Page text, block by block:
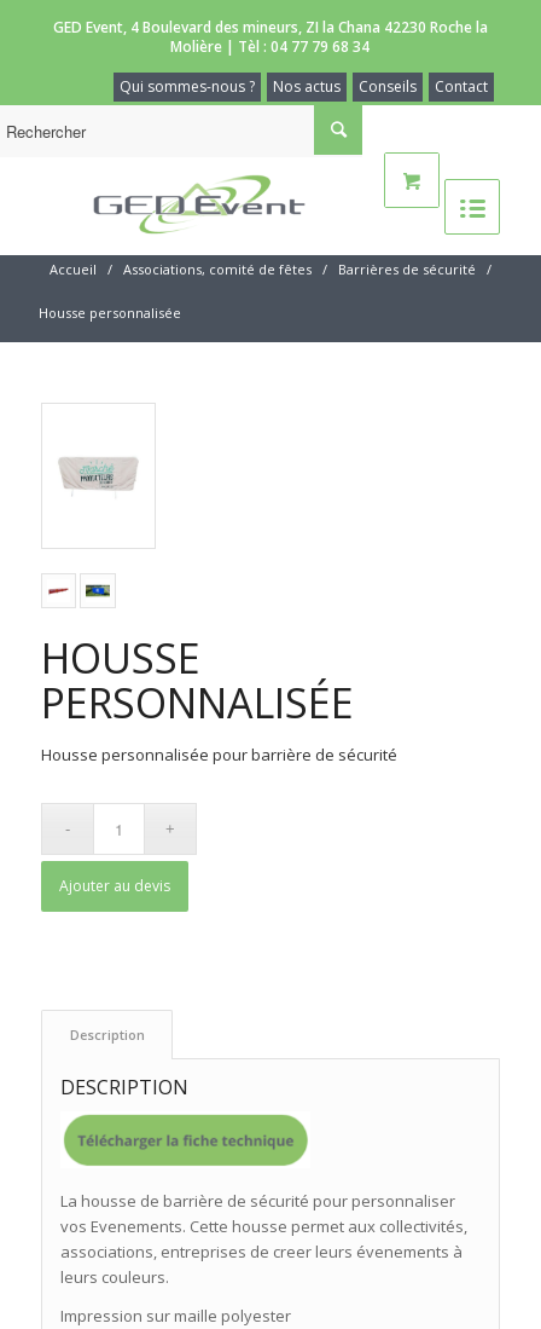
GED Event, 4 Boulevard des mineurs, ZI la Chana 42230 Roche la
Molière | Tèl :04 77 79 68 34
Contact
Conseils
Nos actus
Qui sommes-nous ?
Accueil / Associations, comité de fêtes / Barrières de sécurité /
Housse personnalisée
HOUSSE
PERSONNALISÉE
Housse personnalisée pour barrière de sécurité
Ajouter au devis
Description
DESCRIPTION
La housse de barrière de sécurité pour personnaliser
vos Evenements. Cette housse permet aux collectivités,
associations, entreprises de creer leurs évenements à
leurs couleurs.
Impression sur maille polyester